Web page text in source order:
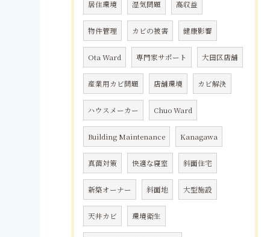
居住環境 湿気問題 高収益
物件管理 カビの被害 健康影響
Ota Ward 専門家サポート 大田区店舗
産業用カビ問題 店舗環境 カビ解決
ハウスメーカー Chuo Ward
Building Maintenance Kanagawa
真菌対策 快適な寝室 斜面住宅
新築オーナー 斜面地 大型施設
天井カビ 環境衛生